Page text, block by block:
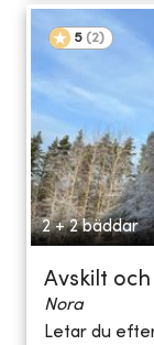
5 (2)
2 + 2 bäddar
Avskilt
Nora
Letar du